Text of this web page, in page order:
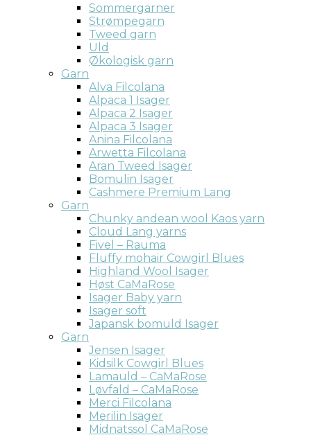
Sommergarner
Strømpegarn
Tweed garn
Uld
Økologisk garn
Garn
Alva Filcolana
Alpaca 1 Isager
Alpaca 2 Isager
Alpaca 3 Isager
Anina Filcolana
Arwetta Filcolana
Aran Tweed Isager
Bomulin Isager
Cashmere Premium Lang
Garn
Chunky andean wool Kaos yarn
Cloud Lang yarns
Fivel – Rauma
Fluffy mohair Cowgirl Blues
Highland Wool Isager
Høst CaMaRose
Isager Baby yarn
Isager soft
Japansk bomuld Isager
Garn
Jensen Isager
Kidsilk Cowgirl Blues
Lamauld – CaMaRose
Løvfald – CaMaRose
Merci Filcolana
Merilin Isager
Midnatssol CaMaRose